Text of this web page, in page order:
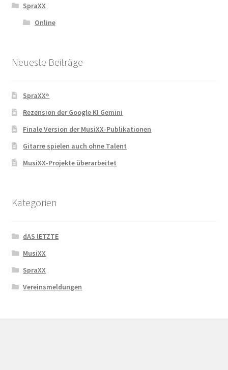
SpraXX
Online
Neueste Beiträge
SpraXX⁸
Rezension der Google KI Gemini
Finale Version der MusiXX-Publikationen
Gitarre spielen auch ohne Talent
MusiXX-Projekte überarbeitet
Kategorien
dAS lETZTE
MusiXX
SpraXX
Vereinsmeldungen